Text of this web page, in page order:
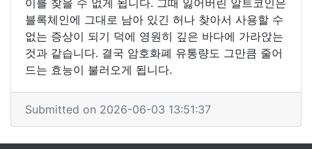
이를 찾을 수 없게 됩니다. 그때 잃어버린 알트코인은
블록체인에 그대로 남아 있긴 허나 찾아서 사용할 수
없는 증상이 되기 덕에 영원히 깊은 바다에 가라앉는
것과 같습니다. 결국 암호화폐 유통량도 그만큼 줄어
드는 효능이 불러오게 됩니다.
Submitted on 2026-06-03 13:51:37